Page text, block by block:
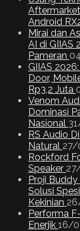
Android
Mirai dan
AI di GIIAS
Pameran
GIIAS
Door,
Rp3,2 Juta
Venom
Dominasi
Nasional
RS Audio
Natural 27/
Rockford
Speaker
Proji
Solusi
Kekinian
Performa
Enerjik 16/